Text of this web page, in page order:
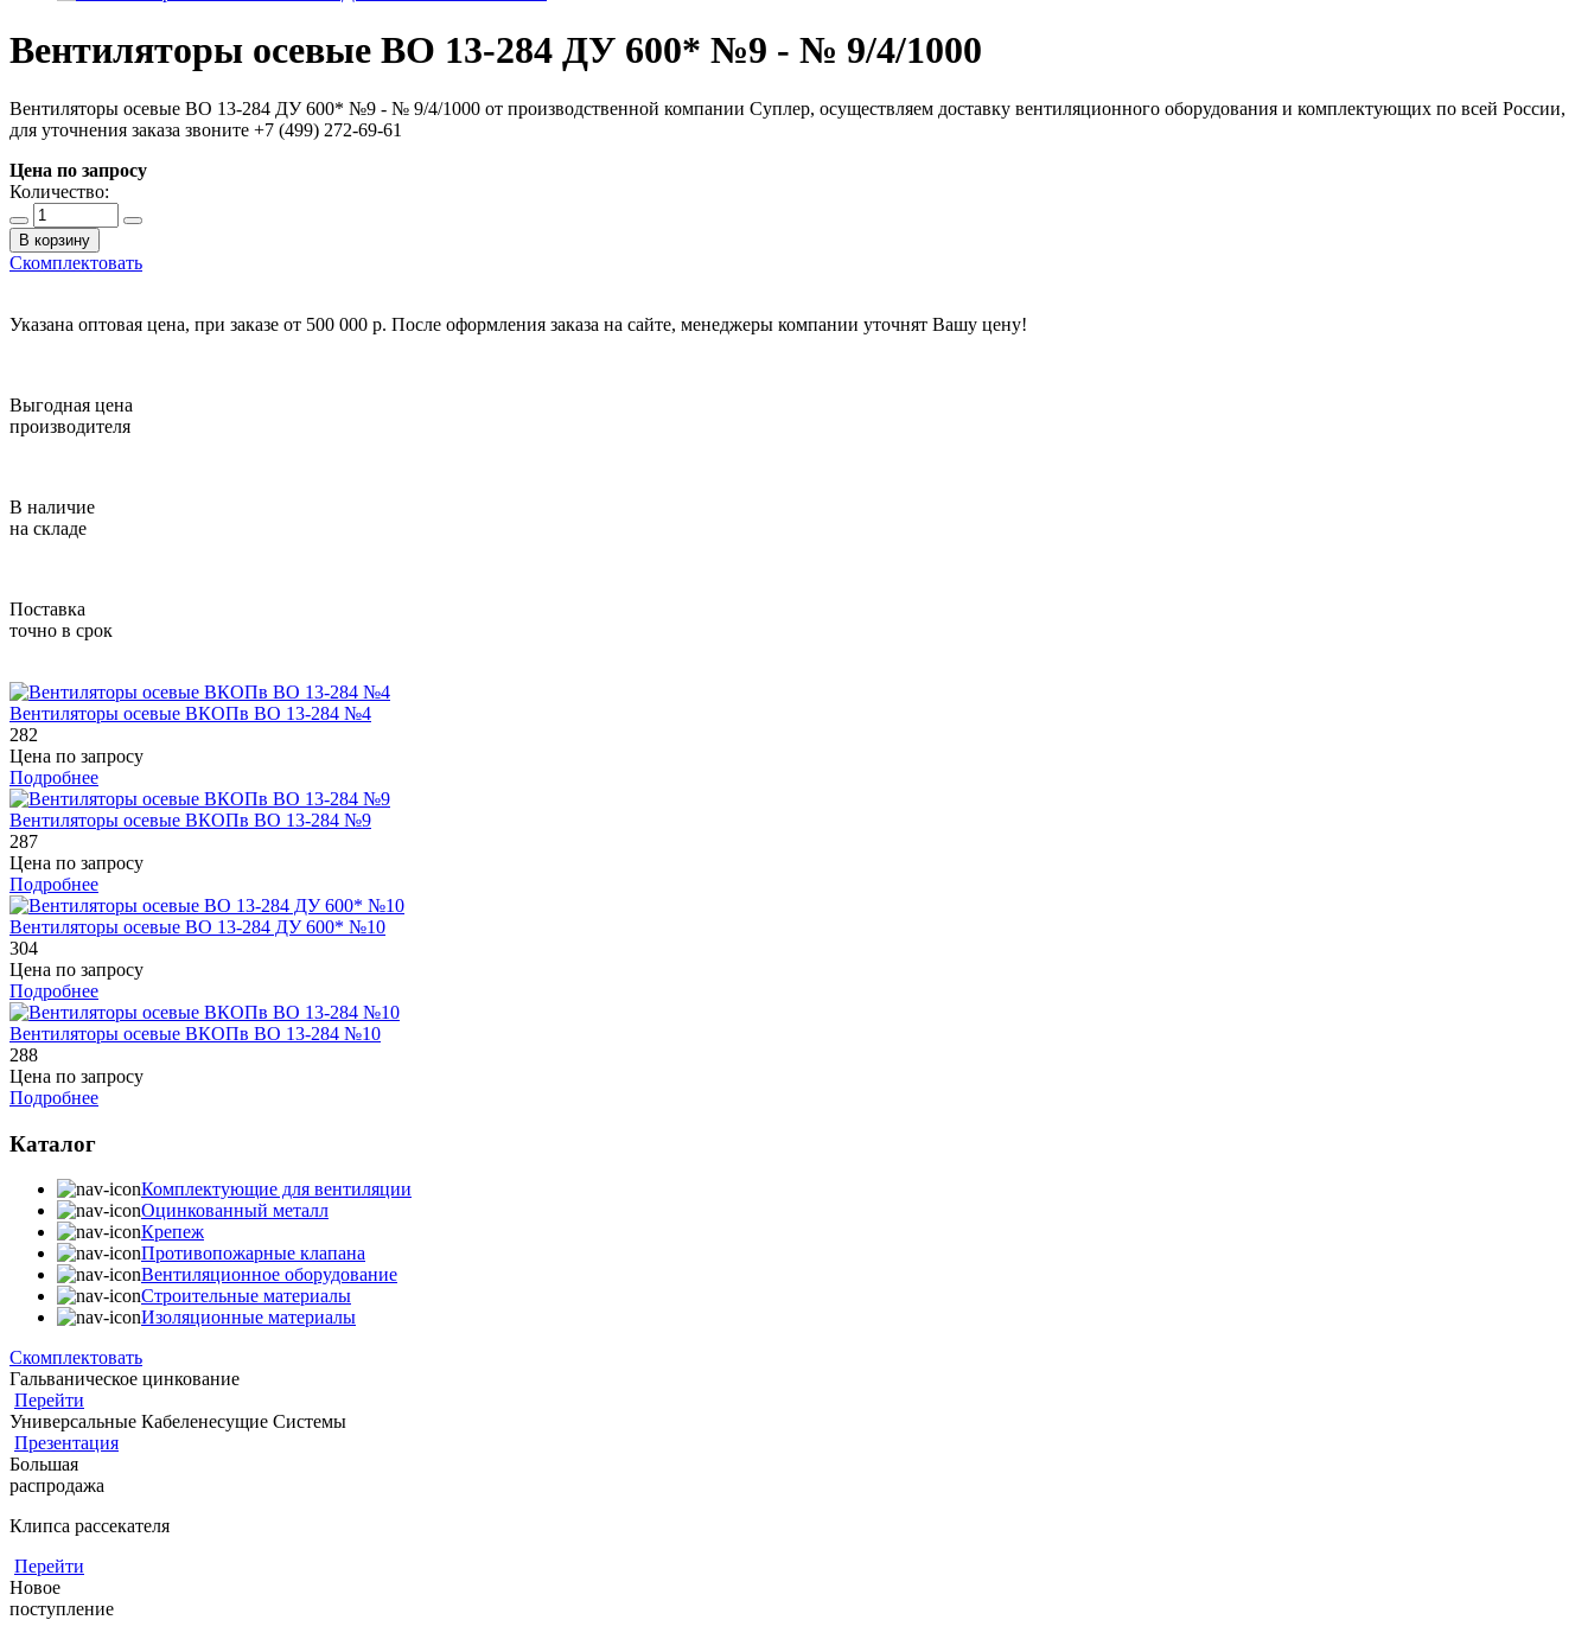
Вентиляторы осевые ВО 13-284 ДУ 600* №9 - № 9/4/1000
Вентиляторы осевые ВО 13-284 ДУ 600* №9 - № 9/4/1000 от производственной компании Суплер, осуществляем доставку вентиляционного оборудования и комплектующих по всей России,
для уточнения заказа звоните +7 (499) 272-69-61
Цена по запросу
Количество:
В корзину
Скомплектовать
Указана оптовая цена, при заказе от 500 000 р. После оформления заказа на сайте, менеджеры компании уточнят Вашу цену!
Выгодная цена
производителя
В наличие
на складе
Поставка
точно в срок
Вентиляторы осевые ВКОПв ВО 13-284 №4
282
Цена по запросу
Подробнее
Вентиляторы осевые ВКОПв ВО 13-284 №9
287
Цена по запросу
Подробнее
Вентиляторы осевые ВО 13-284 ДУ 600* №10
304
Цена по запросу
Подробнее
Вентиляторы осевые ВКОПв ВО 13-284 №10
288
Цена по запросу
Подробнее
Каталог
Комплектующие для вентиляции
Оцинкованный металл
Крепеж
Противопожарные клапана
Вентиляционное оборудование
Строительные материалы
Изоляционные материалы
Скомплектовать
Гальваническое цинкование
Перейти
Универсальные Кабеленесущие Системы
Презентация
Большая
распродажа
Клипса рассекателя
Перейти
Новое
поступление